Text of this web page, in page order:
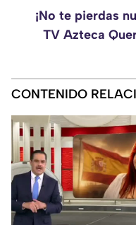
¡No te pierdas
TV Azteca
CONTENIDO